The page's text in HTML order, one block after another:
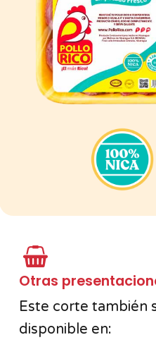
Otras
Este corte también
disponible en: